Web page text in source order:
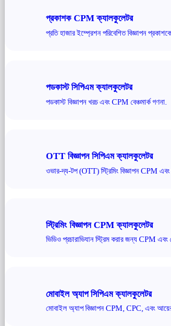
প্রকাশক CPM ক্যালকুলেটর
প্রতি হাজার ইম্প্রেশন পরিবেশিত বিজ্ঞাপন
পডকাস্ট সিপিএম ক্যালকুলেটর
পডকাস্ট বিজ্ঞাপন খরচ এবং CPM বেঞ্চমার্ক গণনা.
OTT বিজ্ঞাপন সিপিএম ক্যালকুলেটর
ওভার-দ্য-টপ (OTT) স্ট্রিমিং বিজ্ঞাপন CPM
স্ট্রিমিং বিজ্ঞাপন CPM ক্যালকুলেটর
ভিডিও প্রচারাভিযান স্ট্রিম করার জন্য CPM
মোবাইল অ্যাপ সিপিএম ক্যালকুলেটর
মোবাইল অ্যাপ বিজ্ঞাপন CPM, CPC, এবং